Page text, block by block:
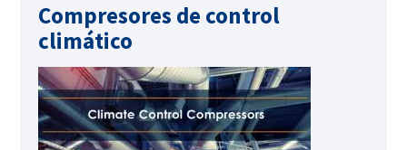
Compresores de control
climático